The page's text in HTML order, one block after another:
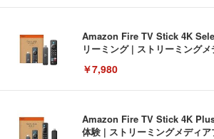
Amazon Fire TV Stick 4K
リーミング | ストリーミング
￥7,980
Amazon Fire TV Stick 4K
体験 | ストリーミングメディ